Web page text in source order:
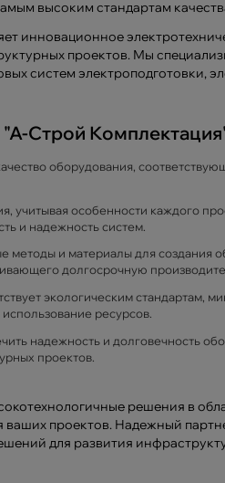
высоким стандартам
инновационное
проектов. Мы
систем электроподготовки,
Строй
оборудования,
учитывая особенности каждого
и надежность систем.
и материалы для создания
долгосрочную
экологическим стандартам,
ресурсов.
надежность и долговечность
проектов.
решения в
ваших проектов. Надежный
для развития